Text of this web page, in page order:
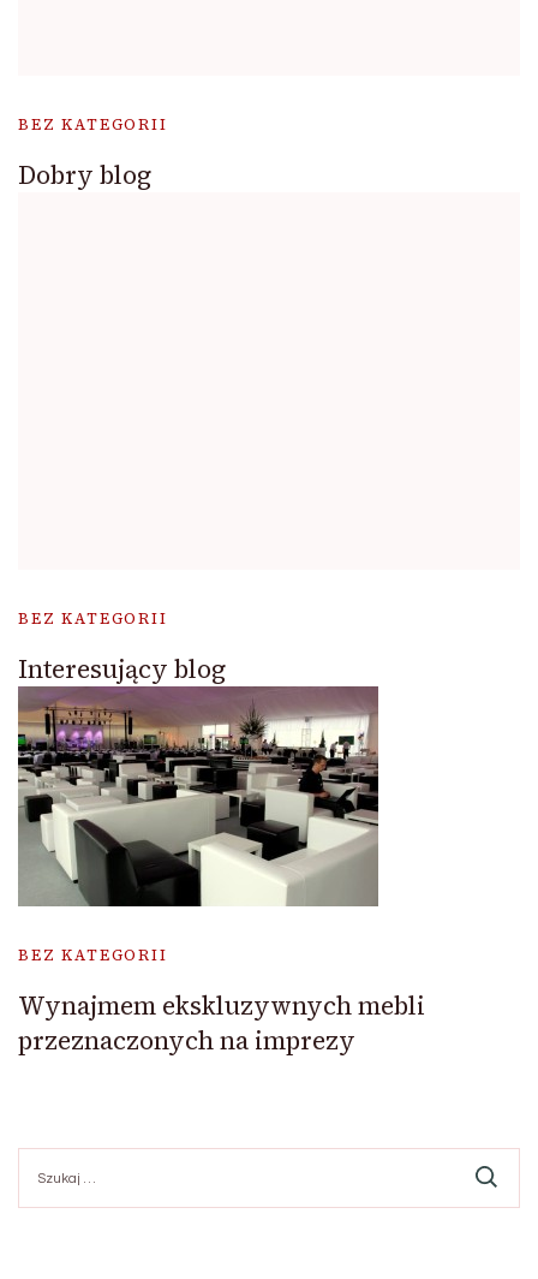
BEZ KATEGORII
Dobry blog
BEZ KATEGORII
Interesujący blog
BEZ KATEGORII
Wynajmem ekskluzywnych mebli
przeznaczonych na imprezy